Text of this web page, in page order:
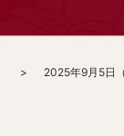
2025年9月5日（